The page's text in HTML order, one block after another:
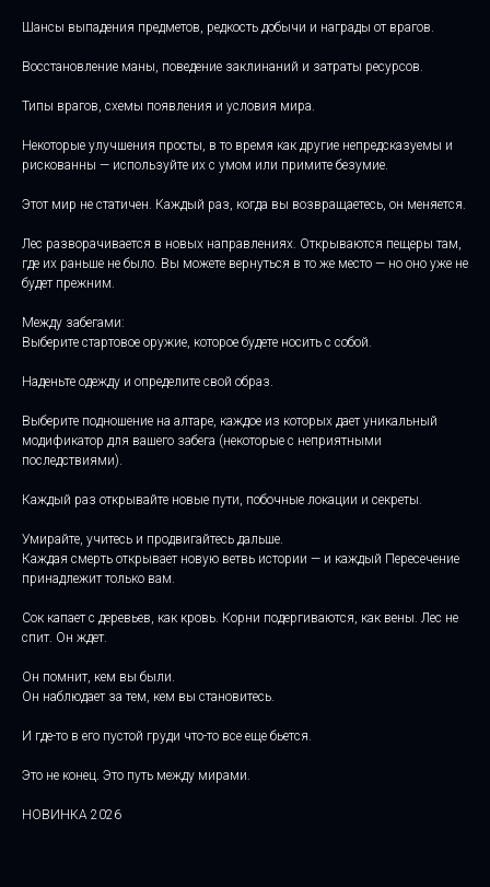
Шансы выпадения предметов, редкость добычи и награды от врагов.
Восстановление маны, поведение заклинаний и затраты ресурсов.
Типы врагов, схемы появления и условия мира.
Некоторые улучшения просты, в то время как другие непредсказуемы и
рискованны — используйте их с умом или примите безумие.
Этот мир не статичен. Каждый раз, когда вы возвращаетесь, он меняется.
Лес разворачивается в новых направлениях. Открываются пещеры там,
где их раньше не было. Вы можете вернуться в то же место — но оно уже не
будет прежним.
Между забегами:
Выберите стартовое оружие, которое будете носить с собой.
Наденьте одежду и определите свой образ.
Выберите подношение на алтаре, каждое из которых дает уникальный
модификатор для вашего забега (некоторые с неприятными
последствиями).
Каждый раз открывайте новые пути, побочные локации и секреты.
Умирайте, учитесь и продвигайтесь дальше.
Каждая смерть открывает новую ветвь истории — и каждый Пересечение
принадлежит только вам.
Сок капает с деревьев, как кровь. Корни подергиваются, как вены. Лес не
спит. Он ждет.
Он помнит, кем вы были.
Он наблюдает за тем, кем вы становитесь.
И где-то в его пустой груди что-то все еще бьется.
Это не конец. Это путь между мирами.
НОВИНКА 2026